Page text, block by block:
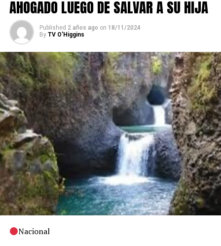
AHOGADO LUEGO DE SALVAR A SU HIJA
Published 2 años ago on 18/11/2024
By TV O'Higgins
Nacional